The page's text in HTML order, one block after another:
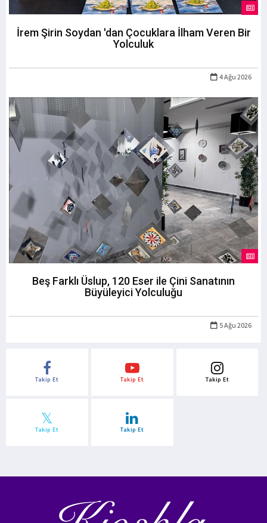
İrem Şirin Soydan 'dan Çocuklara İlham Veren Bir
Yolculuk
4 Ağu 2026
Beş Farklı Üslup, 120 Eser ile Çini Sanatının
Büyüleyici Yolculuğu
5 Ağu 2026
Takip Et Takip Et Takip Et
Takip Et Takip Et